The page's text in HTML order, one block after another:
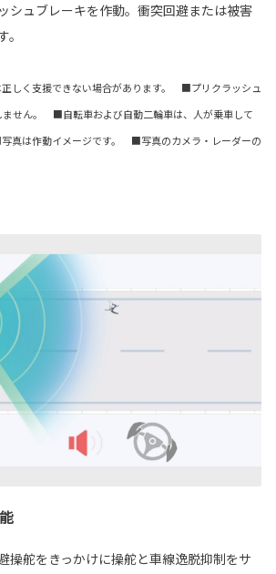
シュブレーキを作動。衝突回避または被害
しく支援できない場合があります。 ■プリクラッシュ
ません。 ■自転車および自動二輪車は、人が乗車して
真は作動イメージです。 ■写真のカメラ・レーダーの
操舵をきっかけに操舵と車線逸脱抑制をサ